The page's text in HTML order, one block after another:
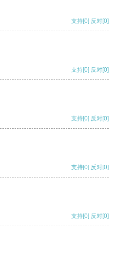
支持[0] 反对[0]
支持[0] 反对[0]
支持[0] 反对[0]
支持[0] 反对[0]
支持[0] 反对[0]